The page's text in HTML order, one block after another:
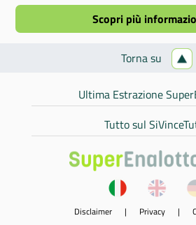
Scopri più
Torna su
Ultima Estrazione
Tutto sul
Disclaimer | Privacy |